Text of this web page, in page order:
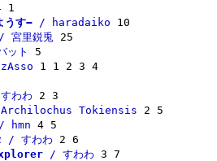
うす− / haradaiko
宮里鋭兎
ット
わわ
Tokiensis
hmn
/ すわわ
/ すわわ